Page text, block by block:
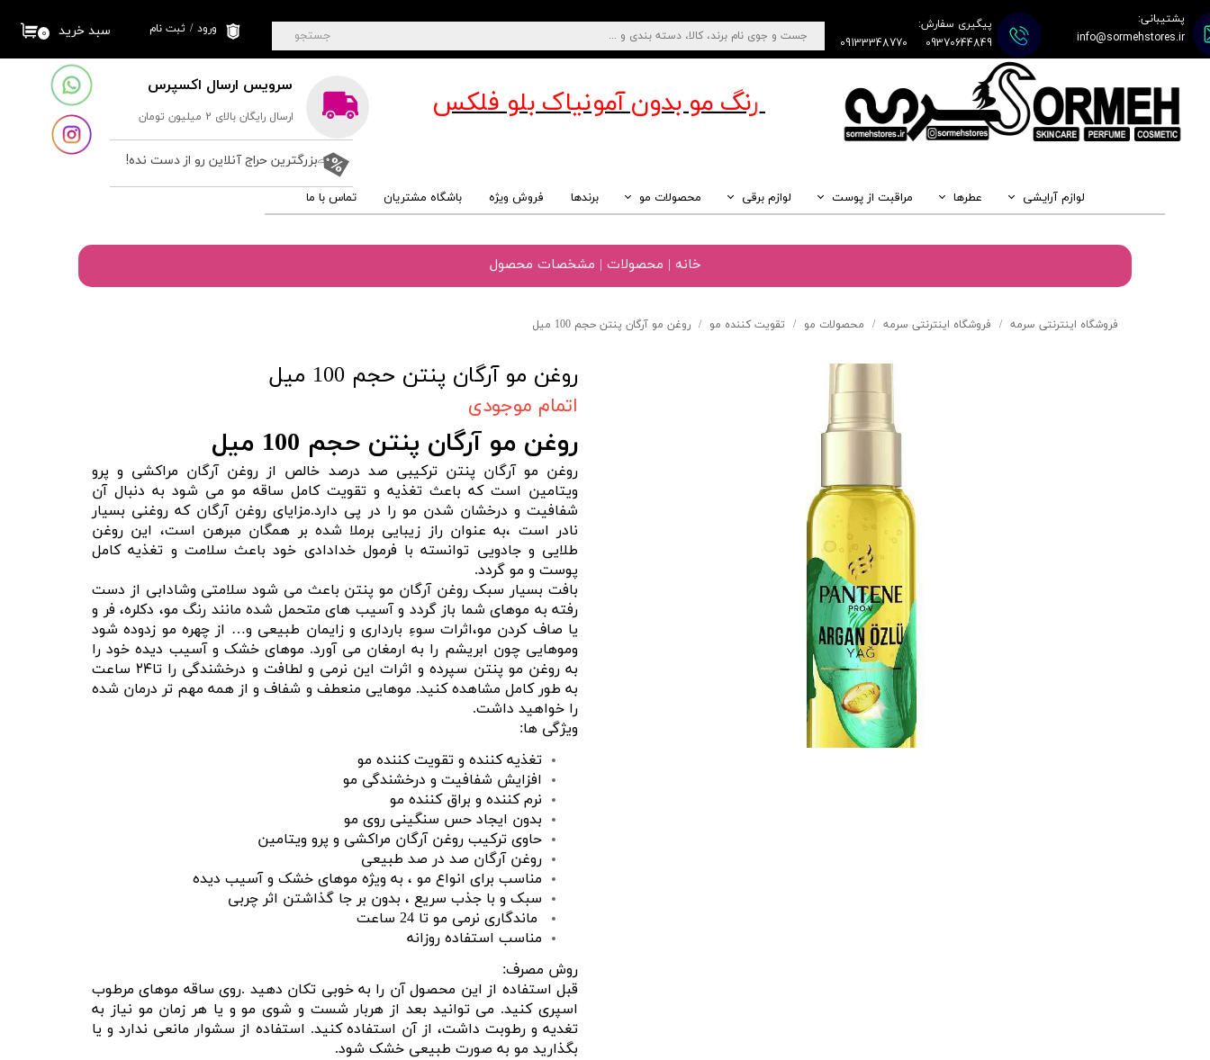
سرویس ارسال اکسپرس
ارسال رایگان بالای 2 میلیون تومان
جستجو
پشتیبانی:
info@sormehstores.ir
پیگیری سفارش:
09370644849
09133348770 ۰ سبد خرید ورود / ثبت نام
تغییر گذر واژه
سفارشات
خروج از حساب
کاربری
بزرگترین حراج آنلاین رو از دست نده!
لوازم آرایشی عطرها مراقبت از پوست لوازم برقی محصولات مو برندها فروش ویژه باشگاه مشتریان تماس با ما
رنگ مو بدون آمونیاکبلو فلکس
خانه | محصولات | مشخصات محصول
فروشگاه اینترنتی سرمه فروشگاه اینترنتی سرمه محصولات مو تقویت کننده مو روغن مو آرگان پنتن حجم 100 میل
روغن مو آرگان پنتن حجم 100 میل
اتمام موجودی
روغن مو آرگان پنتن حجم 100 میل
روغن مو آرگان پنتن ترکیبی صد درصد خالص از روغن آرگان مراکشی و پرو
ویتامین است که باعث تغذیه و تقویت کامل ساقه مو می شود به دنبال آن
شفافیت و درخشان شدن مو را در پی دارد.مزایای روغن آرگان که روغنی بسیار
نادر است ،به عنوان راز زیبایی برملا شده بر همگان مبرهن است، این روغن
طلایی و جادویی توانسته با فرمول خدادادی خود باعث سلامت و تغذیه کامل
پوست و مو گردد.
بافت بسیار سبک روغن آرگان مو پنتن باعث می شود سلامتی وشادابی از دست
رفته به موهای شما باز گردد و آسیب های متحمل شده مانند رنگ مو، دکلره، فر و
یا صاف کردن مو،اثرات سوءِ بارداری و زایمان طبیعی و… از چهره مو زدوده شود
وموهایی چون ابریشم را به ارمغان می آورد. موهای خشک و آسیب دیده خود را
به روغن مو پنتن سپرده و اثرات این نرمی و لطافت و درخشندگی را تا۲۴ ساعت
به طور کامل مشاهده کنید. موهایی منعطف و شفاف و از همه مهم تر درمان شده
را خواهید داشت.
ویژگی ها:
تغذیه کننده و تقویت کننده مو
افزایش شفافیت و درخشندگی مو
نرم کننده و براق کننده مو
بدون ایجاد حس سنگینی روی مو
حاوی ترکیب روغن آرگان مراکشی و پرو ویتامین
روغن آرگان صد در صد طبیعی
مناسب برای انواع مو ، به ویژه موهای خشک و آسیب دیده
سبک و با جذب سریع ، بدون بر جا گذاشتن اثر چربی
ماندگاری نرمی مو تا 24 ساعت
مناسب استفاده روزانه
روش مصرف:
قبل استفاده از این محصول آن را به خوبی تکان دهید .روی ساقه موهای مرطوب
اسپری کنید. می توانید بعد از هربار شست و شوی مو و یا هر زمان مو نیاز به
تغدیه و رطوبت داشت، از آن استفاده کنید. استفاده از سشوار مانعی ندارد و یا
بگذارید مو به صورت طبیعی خشک شود.